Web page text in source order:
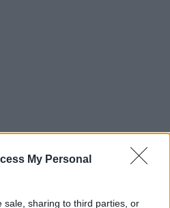
My Personal
sale, sharing to third parties, or